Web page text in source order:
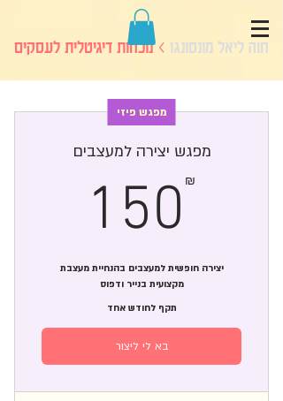
חוה ליאל מונסונגו > נוכחות דיגיטלית לעסקים
מפגש פיזי
מפגש יצירה למעצבים
₪
150
יצירה חופשית למעצבים בהנחיית מעצבת
מקצועית בנייר ודפוס
תקף לחודש אחד
בא לי ליצור